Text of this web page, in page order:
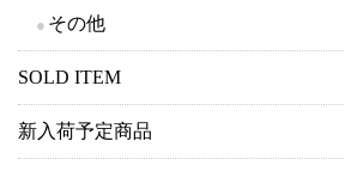
その他
SOLD ITEM
新入荷予定商品